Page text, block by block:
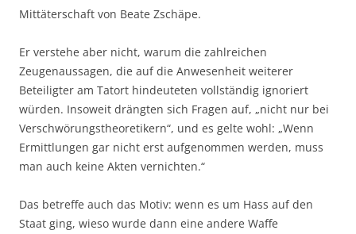
Mittäterschaft von Beate Zschäpe.
Er verstehe aber nicht, warum die zahlreichen
Zeugenaussagen, die auf die Anwesenheit weiterer
Beteiligter am Tatort hindeuteten vollständig ignoriert
würden. Insoweit drängten sich Fragen auf, „nicht nur bei
Verschwörungstheoretikern“, und es gelte wohl: „Wenn
Ermittlungen gar nicht erst aufgenommen werden, muss
man auch keine Akten vernichten.“
Das betreffe auch das Motiv: wenn es um Hass auf den
Staat ging, wieso wurde dann eine andere Waffe